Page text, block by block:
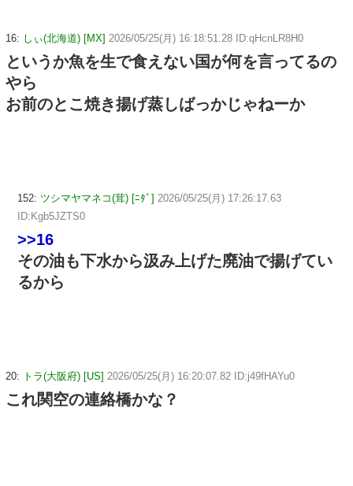
16: しぃ(北海道) [MX] 2026/05/25(月) 16:18:51.28 ID:qHcnLR8H0
というか魚を生で食えない国が何を言ってるの
やら
お前のとこ焼き揚げ蒸しばっかじゃねーか
152: ツシマヤマネコ(茸) [ﾆﾀﾞ] 2026/05/25(月) 17:26:17.63
ID:Kgb5JZTS0
>>16
その油も下水から汲み上げた廃油で揚げてい
るから
20: トラ(大阪府) [US] 2026/05/25(月) 16:20:07.82 ID:j49fHAYu0
これ関空の連絡橋かな？